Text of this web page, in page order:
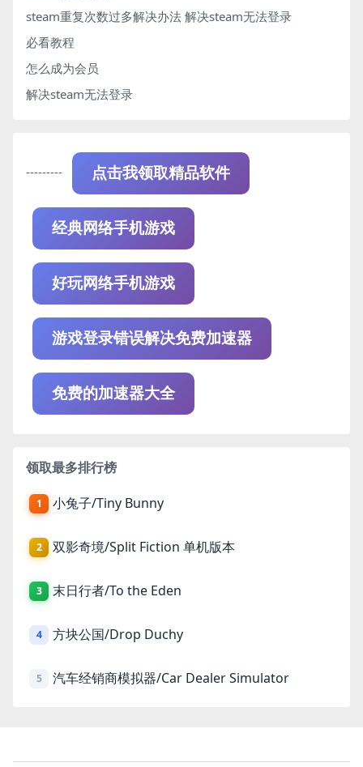
steam重复次数过多解决办法 解决steam无法登录
必看教程
怎么成为会员
解决steam无法登录
--------- 点击我领取精品软件
经典网络手机游戏
好玩网络手机游戏
游戏登录错误解决免费加速器
免费的加速器大全
领取最多排行榜
1 小兔子/Tiny Bunny
2 双影奇境/Split Fiction 单机版本
3 末日行者/To the Eden
4 方块公国/Drop Duchy
5 汽车经销商模拟器/Car Dealer Simulator